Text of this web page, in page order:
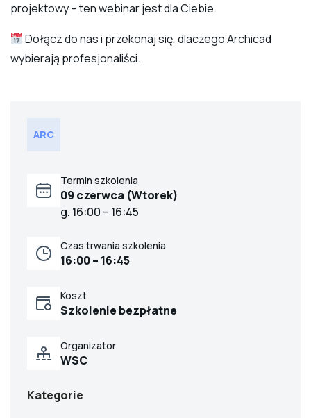
projektowy – ten webinar jest dla Ciebie.
Dołącz do nas i przekonaj się, dlaczego Archicad
wybierają profesjonaliści.
ARC
Termin szkolenia
09 czerwca (Wtorek)
g. 16:00 – 16:45
Czas trwania szkolenia
16:00 – 16:45
Koszt
Szkolenie bezpłatne
Organizator
WSC
Kategorie